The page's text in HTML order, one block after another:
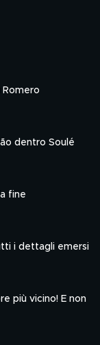
dentro Soulé
fine
i dettagli emersi
più vicino! E non